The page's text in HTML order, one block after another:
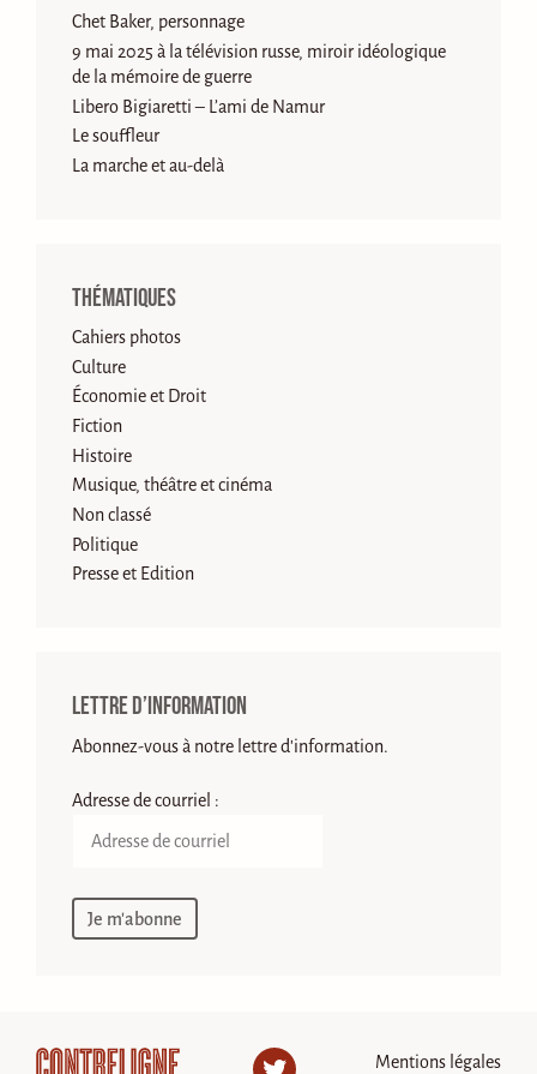
Chet Baker, personnage
9 mai 2025 à la télévision russe, miroir idéologique
de la mémoire de guerre
Libero Bigiaretti – L’ami de Namur
Le souffleur
La marche et au-delà
Thématiques
Cahiers photos
Culture
Économie et Droit
Fiction
Histoire
Musique, théâtre et cinéma
Non classé
Politique
Presse et Edition
Lettre d’information
Abonnez-vous à notre lettre d'information.
Adresse de courriel :
Twitter Mentions légales